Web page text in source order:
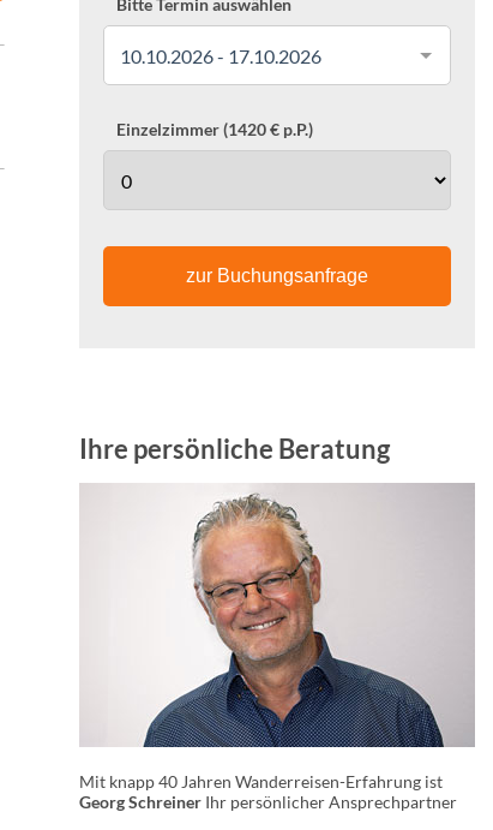
Bitte Termin auswählen
10.10.2026 - 17.10.2026
Einzelzimmer (1420 € p.P.)
zur Buchungsanfrage
Ihre persönliche Beratung
Mit knapp 40 Jahren Wanderreisen-Erfahrung ist
Georg Schreiner Ihr persönlicher Ansprechpartner